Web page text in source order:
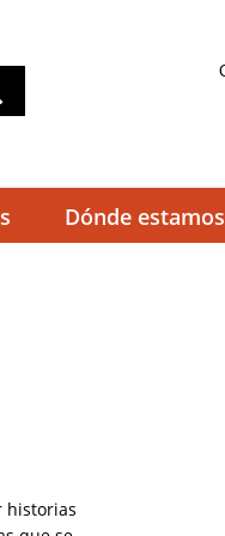
Dónde estamos
historias